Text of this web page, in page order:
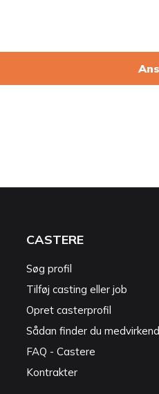
CASTERE
Søg profil
Tilføj casting eller job
Opret casterprofil
Sådan finder du
FAQ - Castere
Kontrakter